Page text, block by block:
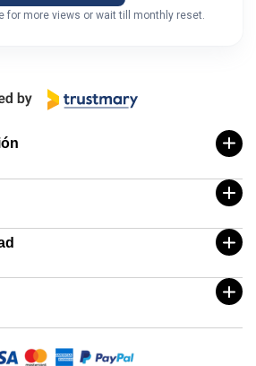
for more views or wait till monthly reset.